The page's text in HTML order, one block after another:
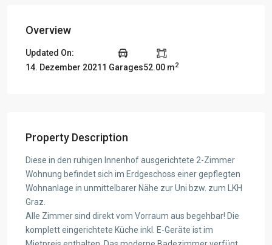
Overview
Updated On:
14. Dezember 20211 Garages52.00 m2
Property Description
Diese in den ruhigen Innenhof ausgerichtete 2-Zimmer
Wohnung befindet sich im Erdgeschoss einer gepflegten
Wohnanlage in unmittelbarer Nähe zur Uni bzw. zum LKH
Graz.
Alle Zimmer sind direkt vom Vorraum aus begehbar! Die
komplett eingerichtete Küche inkl. E-Geräte ist im